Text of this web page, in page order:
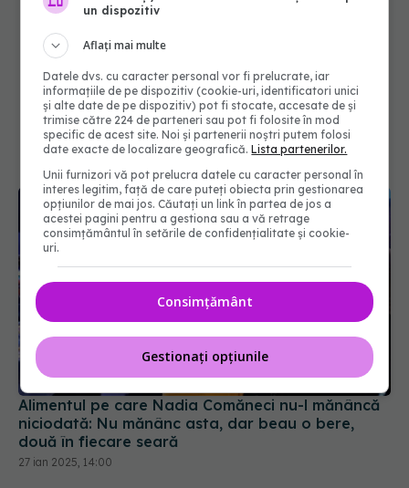
Alimentul pe care Nadia Comăneci nu-l mănâncă
niciodată: Nu mănânc asta, dar beau o bere,
două în fiecare seară
27 ian 2025, 14:00
un dispozitiv
Aflați mai multe
Datele dvs. cu caracter personal vor fi prelucrate, iar
informațiile de pe dispozitiv (cookie-uri, identificatori unici
și alte date de pe dispozitiv) pot fi stocate, accesate de și
trimise către 224 de parteneri sau pot fi folosite în mod
specific de acest site. Noi și partenerii noștri putem folosi
date exacte de localizare geografică.Lista partenerilor.
Unii furnizori vă pot prelucra datele cu caracter personal în
interes legitim, față de care puteți obiecta prin gestionarea
opțiunilor de mai jos. Căutați un link în partea de jos a
acestei pagini pentru a gestiona sau a vă retrage
consimțământul în setările de confidențialitate și cookie-
uri.
Consimțământ
Gestionați opțiunile